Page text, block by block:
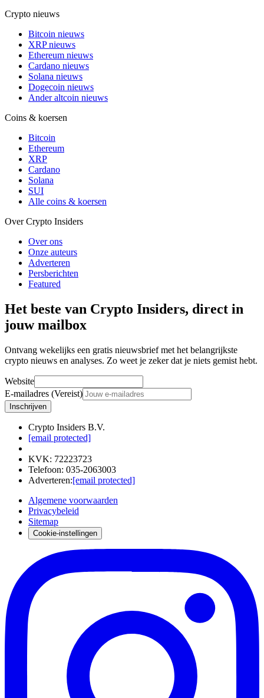
Crypto nieuws
Bitcoin nieuws
XRP nieuws
Ethereum nieuws
Cardano nieuws
Solana nieuws
Dogecoin nieuws
Ander altcoin nieuws
Coins & koersen
Bitcoin
Ethereum
XRP
Cardano
Solana
SUI
Alle coins & koersen
Over Crypto Insiders
Over ons
Onze auteurs
Adverteren
Persberichten
Featured
Het beste van Crypto Insiders, direct in
jouw mailbox
Ontvang wekelijks een gratis nieuwsbrief met het belangrijkste
crypto nieuws en analyses. Zo weet je zeker dat je niets gemist hebt.
Website
E-mailadres (Vereist)
Inschrijven
Crypto Insiders B.V.
[email protected]
KVK: 72223723
Telefoon: 035-2063003
Adverteren:[email protected]
Algemene voorwaarden
Privacybeleid
Sitemap
Cookie-instellingen